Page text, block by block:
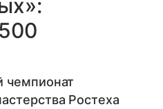
чемпионат
Ростеха